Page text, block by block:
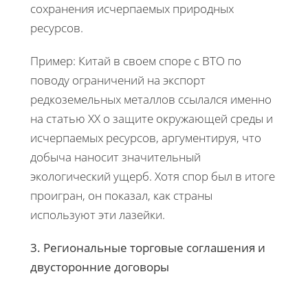
сохранения исчерпаемых природных
ресурсов.
Пример: Китай в своем споре с ВТО по
поводу ограничений на экспорт
редкоземельных металлов ссылался именно
на статью XX о защите окружающей среды и
исчерпаемых ресурсов, аргументируя, что
добыча наносит значительный
экологический ущерб. Хотя спор был в итоге
проигран, он показал, как страны
используют эти лазейки.
3. Региональные торговые соглашения и
двусторонние договоры